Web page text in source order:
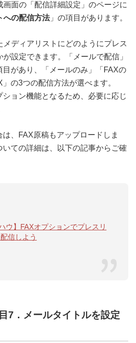
画面の「配信詳細設定」のページに
への配信方法」の項目があります。
メディアリストにどのようにプレス
設定できます。「メールで配信」
目があり、「メールのみ」「FAXの
の3つの配信方法が選べます。
ション機能となるため、必要に応じ
、FAX原稿もアップロードしま
ての詳細は、以下の記事からご確
ウ】FAXオプションでプレスリ
信しよう
7．メールタイトルを設定